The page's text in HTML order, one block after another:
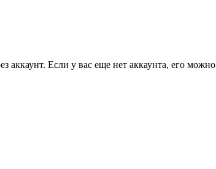
аккаунт. Если у вас еще нет аккаунта, его можно